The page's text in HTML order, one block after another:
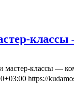
мастер-классы —
https://